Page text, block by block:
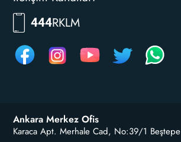
444RKLM
Ankara Merkez Ofis
Karaca Apt. Merhale Cad, No:39/1 Beştepe